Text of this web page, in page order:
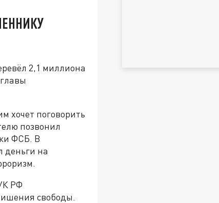
2,1 миллиона
хочет поговорить
позвонил
ФСБ. В
деньги на
РФ
свободы.